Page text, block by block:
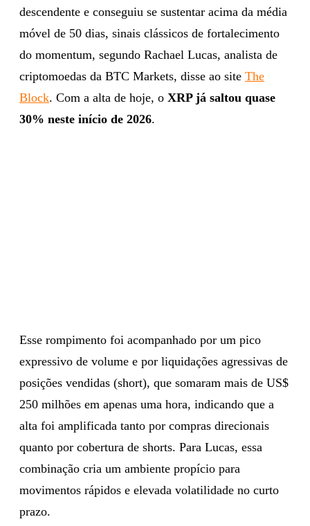
descendente e conseguiu se sustentar acima da média
móvel de 50 dias, sinais clássicos de fortalecimento
do momentum, segundo Rachael Lucas, analista de
criptomoedas da BTC Markets, disse ao site The
Block. Com a alta de hoje, o XRP já saltou quase
30% neste início de 2026.
Esse rompimento foi acompanhado por um pico
expressivo de volume e por liquidações agressivas de
posições vendidas (short), que somaram mais de US$
250 milhões em apenas uma hora, indicando que a
alta foi amplificada tanto por compras direcionais
quanto por cobertura de shorts. Para Lucas, essa
combinação cria um ambiente propício para
movimentos rápidos e elevada volatilidade no curto
prazo.